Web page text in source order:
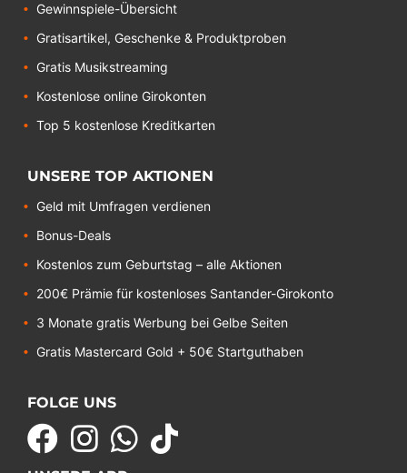
Gewinnspiele-Übersicht
Gratisartikel, Geschenke & Produktproben
Gratis Musikstreaming
Kostenlose online Girokonten
Top 5 kostenlose Kreditkarten
UNSERE TOP AKTIONEN
Geld mit Umfragen verdienen
Bonus-Deals
Kostenlos zum Geburtstag – alle Aktionen
200€ Prämie für kostenloses Santander-Girokonto
3 Monate gratis Werbung bei Gelbe Seiten
Gratis Mastercard Gold + 50€ Startguthaben
FOLGE UNS